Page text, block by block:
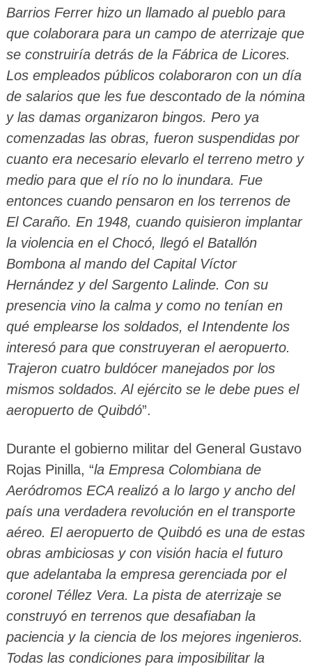
Barrios Ferrer hizo un llamado al pueblo para
que colaborara para un campo de aterrizaje que
se construiría detrás de la Fábrica de Licores.
Los empleados públicos colaboraron con un día
de salarios que les fue descontado de la nómina
y las damas organizaron bingos. Pero ya
comenzadas las obras, fueron suspendidas por
cuanto era necesario elevarlo el terreno metro y
medio para que el río no lo inundara. Fue
entonces cuando pensaron en los terrenos de
El Caraño. En 1948, cuando quisieron implantar
la violencia en el Chocó, llegó el Batallón
Bombona al mando del Capital Víctor
Hernández y del Sargento Lalinde. Con su
presencia vino la calma y como no tenían en
qué emplearse los soldados, el Intendente los
interesó para que construyeran el aeropuerto.
Trajeron cuatro buldócer manejados por los
mismos soldados. Al ejército se le debe pues el
aeropuerto de Quibdó”.
Durante el gobierno militar del General Gustavo
Rojas Pinilla, “la Empresa Colombiana de
Aeródromos ECA realizó a lo largo y ancho del
país una verdadera revolución en el transporte
aéreo. El aeropuerto de Quibdó es una de estas
obras ambiciosas y con visión hacia el futuro
que adelantaba la empresa gerenciada por el
coronel Téllez Vera. La pista de aterrizaje se
construyó en terrenos que desafiaban la
paciencia y la ciencia de los mejores ingenieros.
Todas las condiciones para imposibilitar la